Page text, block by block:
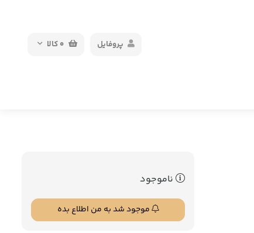
0کالا پروفایل
ناموجود
موجود شد به من اطلاع بده